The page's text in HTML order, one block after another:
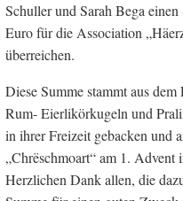
Schuller und Sarah Bega
Euro für die Association
überreichen.
Diese Summe stammt aus
Rum- Eierlikörkugeln und
in ihrer Freizeit gebacken und
„Chrëschmoart“ am 1.
Herzlichen Dank allen, die